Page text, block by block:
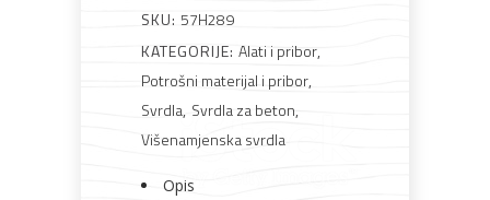
Graphite
količina
SKU: 57H289
KATEGORIJE: Alati i pribor,
Potrošni materijal i pribor,
Svrdla, Svrdla za beton,
Višenamjenska svrdla
Opis